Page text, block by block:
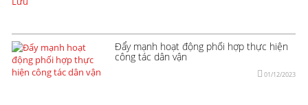
Đẩy mạnh hoạt động phối hợp thực hiện
công tác dân vận
01/12/2023